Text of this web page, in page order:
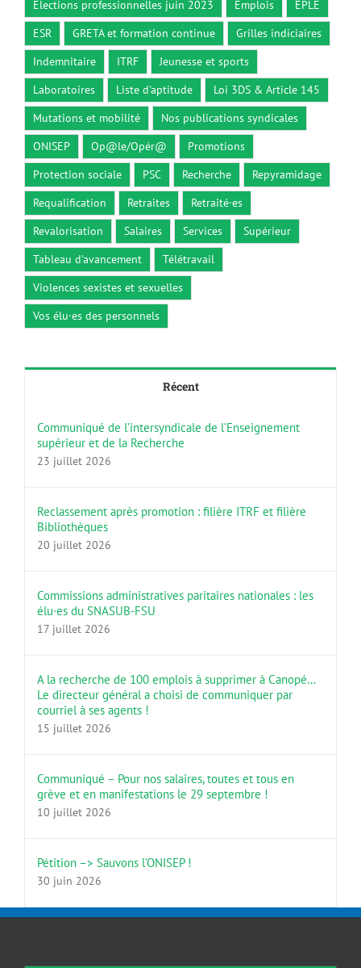
Elections professionnelles juin 2023 Emplois
EPLE
ESR
GRETA et formation continue
Grilles indiciaires
Indemnitaire
ITRF
Jeunesse et sports
Laboratoires
Liste d'aptitude
Loi 3DS & Article 145
Mutations et mobilité
Nos publications syndicales
ONISEP
Op@le/Opér@
Promotions
Protection sociale
PSC Recherche
Repyramidage
Requalification
Retraites
Retraité·es
Revalorisation
Salaires Services
Supérieur
Tableau d'avancement
Télétravail
Violences sexistes et sexuelles
Vos élu·es des personnels
Récent
Communiqué de l’intersyndicale de l’Enseignement
supérieur et de la Recherche
23 juillet 2026
Reclassement après promotion : filière ITRF et filière
Bibliothèques
20 juillet 2026
Commissions administratives paritaires nationales : les
élu·es du SNASUB-FSU
17 juillet 2026
A la recherche de 100 emplois à supprimer à Canopé…
Le directeur général a choisi de communiquer par
courriel à ses agents !
15 juillet 2026
Communiqué – Pour nos salaires, toutes et tous en
grève et en manifestations le 29 septembre !
10 juillet 2026
Pétition –> Sauvons l’ONISEP !
30 juin 2026